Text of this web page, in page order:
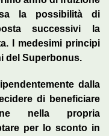
la possibilità di
successivi la
I medesimi principi
del Superbonus.
dalla
di beneficiare
nella propria
per lo sconto in